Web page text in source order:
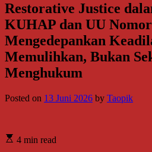
Restorative Justice
KUHAP dan UU
Mengedepankan
Memulihkan, Bukan
Menghukum
Posted on 13 Juni 2026 by Taopik
4 min read